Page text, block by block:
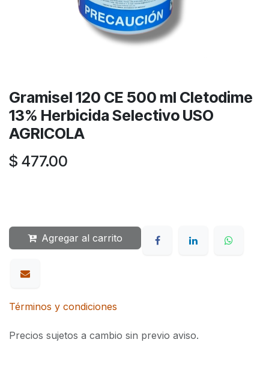
Gramisel 120 CE 500 ml Cletodime
13% Herbicida Selectivo USO
AGRICOLA
$ 477.00
Agregar al carrito
Términos y condiciones
Precios sujetos a cambio sin previo aviso.